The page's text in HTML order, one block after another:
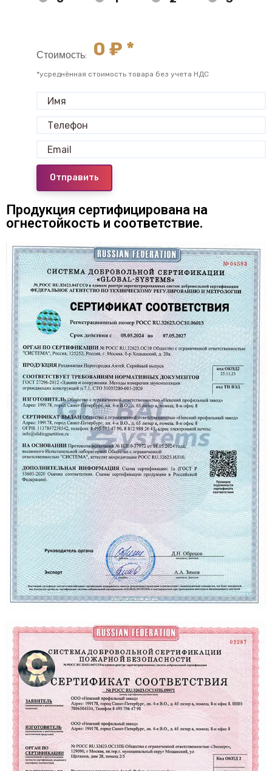
Стоимость: 0 ₽ *
*усреднённая стоимость товара без учета НДС
Отправить
Продукция сертифицирована на
огнестойкость и соответствие.